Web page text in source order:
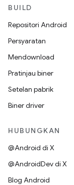
BUILD
Repositori Android
Persyaratan
Mendownload
Pratinjau biner
Setelan pabrik
Biner driver
HUBUNGKAN
@Android di X
@AndroidDev di X
Blog Android